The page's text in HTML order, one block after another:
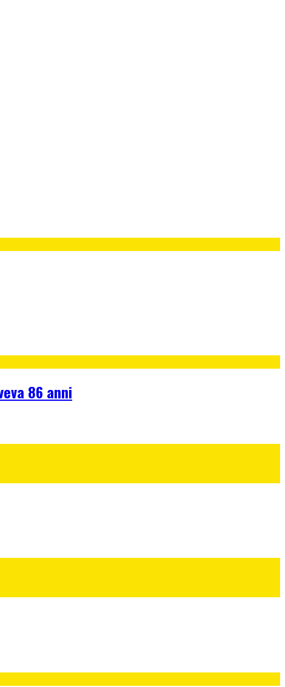
86 anni